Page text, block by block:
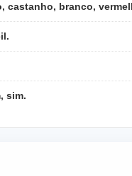
castanho, branco,
sim.